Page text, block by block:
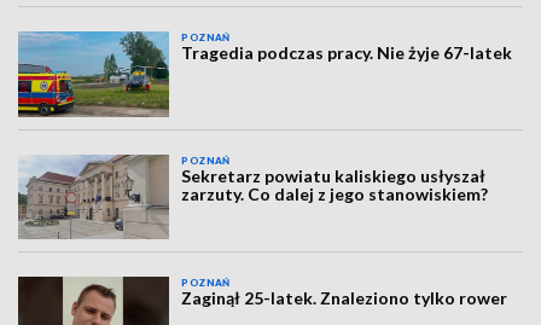
POZNAŃ
Tragedia podczas pracy. Nie żyje 67-latek
POZNAŃ
Sekretarz powiatu kaliskiego usłyszał
zarzuty. Co dalej z jego stanowiskiem?
POZNAŃ
Zaginął 25-latek. Znaleziono tylko rower